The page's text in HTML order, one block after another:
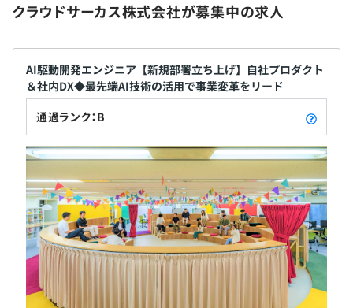
あり、インプットした知識をすぐアウトプットに繋げられ
るので、成長スピードが速いという声が挙がっています。
さらに、技術者それぞれが情報収集を怠らず、社内での情
報共有やナレッジの蓄積・改善サイクルが常に回っている
ため、個人のスキルアップとチーム全体の技術底上げが自
然に進む環境です。
このように、「学びやすさ」「挑戦のしやすさ」「実践の
場」の三拍子が揃っており、技術を伸ばしたい人にとって
最適な職場です。
corei7、メモリ：16G、HDD：500GB程度のWindowsデ
スクトップPCとMacBookProの2台持ち
27inch以上のデュアルディスプレイ
決定は短く裁量は大きい。プロダクトの成長フェー
ズに合わせて、現場発のアイデアが迅速に機能とし
てリリースされます。 5．AIネイティブなプロダクト
進化 6．生成AI／LLM／RAG／MLOpsを活用し、
FullstarのCSオペレーション高度化やIZANAIの接客
精度・CVR改善を継続的にアップデート。データとAI
を軸に、体験価値と開発速度を同時に引き上げます。
7．導入実績に裏打ちされた信頼とスケール 8．電子
ブック「ActiBook」、AR「COCOAR/LESSAR」、
CMS「BlueMonkey」などの実績を背景に、“使われ
続ける”プロダクト運営を徹底。国内外の多様な業界
で成果事例が増加中です。 9．挑戦と安定を両立する
基盤 10．上場企業グループの資本力と、ベンチャー
ライクなスピード感。若手が権限を持ち、失敗を許
容する文化のもとで、新規プロダクトを連続的に立
ち上げる土壌があります。
クラウドサーカス株式会社が募集中の求人
AI駆動開発エンジニア【新規部署立ち上げ】自社プロダクト
＆社内DX◆最先端AI技術の活用で事業変革をリード
通過ランク：B